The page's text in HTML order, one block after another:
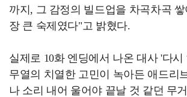
까지, 그 감정의 빌드업을 차곡차곡
장 큰 숙제였다"고 밝혔다.
실제로 10화 엔딩에서 나온 대사 '다시
무열의 치열한 고민이 녹아든 애드리
나 소리 내어 울어야 끝날 것 같던 무